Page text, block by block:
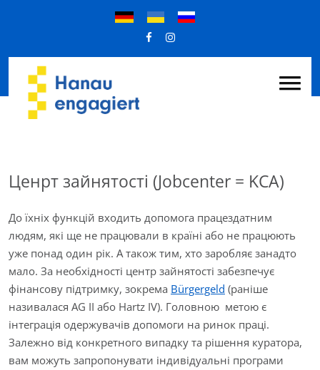
Ценрт зайнятості (Jobcenter = KCA)
До їхніх функцій входить допомога працездатним
людям, які ще не працювали в країні або не працюють
уже понад один рік. А також тим, хто заробляє занадто
мало. За необхідності центр зайнятості забезпечує
фінансову підтримку, зокрема Bürgergeld (раніше
називалася AG II або Hartz IV). Головною метою є
інтеграція одержувачів допомоги на ринок праці.
Залежно від конкретного випадку та рішення куратора,
вам можуть запропонувати індивідуальні програми